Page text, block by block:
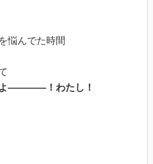
悩んでた時間
よ――――！わたし！